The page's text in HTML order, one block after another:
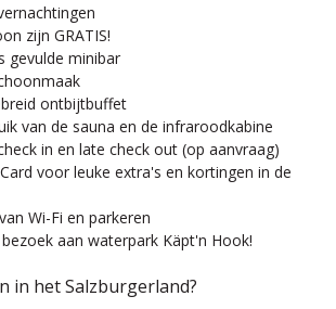
zijn GRATIS!
gevulde minibar
ontbijtbuffet
van de sauna en de infraroodkabine
in en late check out (op aanvraag)
voor leuke extra's en kortingen in de
Wi-Fi en parkeren
aan waterpark Käpt'n Hook!
in het Salzburgerland?